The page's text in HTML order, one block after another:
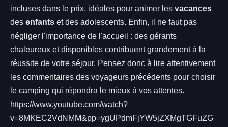
incluses dans le prix, idéales pour animer les vacances
des enfants et des adolescents. Enfin, il ne faut pas
négliger l'importance de l'accueil : des gérants
chaleureux et disponibles contribuent grandement à la
réussite de votre séjour. Pensez donc à lire attentivement
les commentaires des voyageurs précédents pour choisir
le camping qui répondra le mieux à vos attentes.
https://www.youtube.com/watch?
v=8MKEC2VdNMM&pp=ygUPdmFjYW5jZXMgTGFuZG